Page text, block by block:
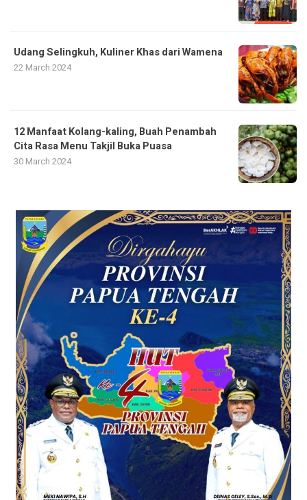
Udang Selingkuh, Kuliner Khas dari Wamena
22 March 2024
12 Manfaat Kolang-kaling, Buah Penambah
Cita Rasa Menu Takjil Buka Puasa
30 March 2024